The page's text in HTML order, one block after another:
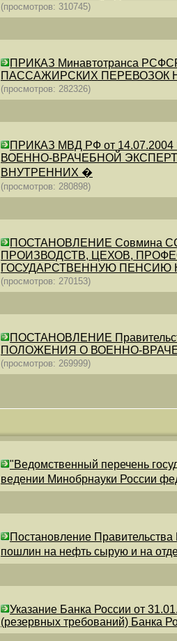
(просмотров: 310745)
ПРИКАЗ Минавтотранса
ПАССАЖИРСКИХ ПЕРЕВОЗОК
(просмотров: 282326)
ПРИКАЗ МВД РФ от
ВОЕННО-ВРАЧЕБНОЙ
ВНУТРЕННИХ �
(просмотров: 280898)
ПОСТАНОВЛЕНИЕ Совмина
ПРОИЗВОДСТВ, ЦЕХОВ,
ГОСУДАРСТВЕННУЮ ПЕНСИЮ
(просмотров: 270153)
ПОСТАНОВЛЕНИЕ
ПОЛОЖЕНИЯ О ВОЕННО-
(просмотров: 269999)
"Ведомственный перечень
ведении Минобрнауки России
Постановление
пошлин на нефть сырую и на
Указание Банка России от
(резервных требований) Банка